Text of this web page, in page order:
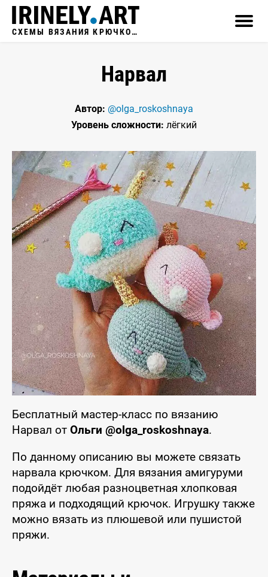
СХЕМЫ ВЯЗАНИЯ КРЮЧКОМ
Нарвал
Автор: @olga_roskoshnaya
Уровень сложности: лёгкий
Бесплатный мастер-класс по вязанию
Нарвал от Ольги @olga_roskoshnaya.
По данному описанию вы можете связать
нарвала крючком. Для вязания амигуруми
подойдёт любая разноцветная хлопковая
пряжа и подходящий крючок. Игрушку также
можно вязать из плюшевой или пушистой
пряжи.